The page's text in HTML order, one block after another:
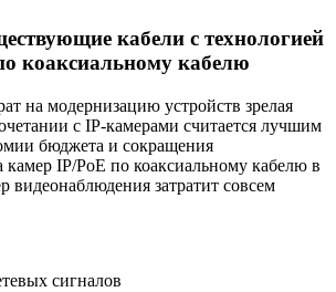
кабели с технологией
коаксиальному кабелю
на модернизацию устройств зрелая
с IP-камерами считается лучшим
бюджета и сокращения
IP/PoE по коаксиальному кабелю в
видеонаблюдения затратит совсем
сигналов